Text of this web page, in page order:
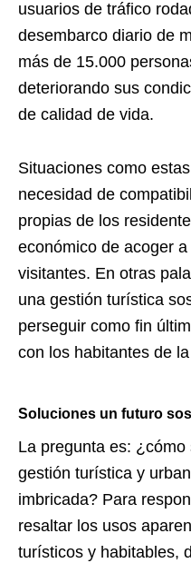
usuarios de tráfico
desembarco diario de
más de 15.000
deteriorando sus
de calidad de vida.
Situaciones como
necesidad de
propias de los
económico de acoger
visitantes. En otras
una gestión turística
perseguir como fin
con los habitantes de
Soluciones un futuro
La pregunta es:
gestión turística y
imbricada? Para
resaltar los usos
turísticos y habitables,